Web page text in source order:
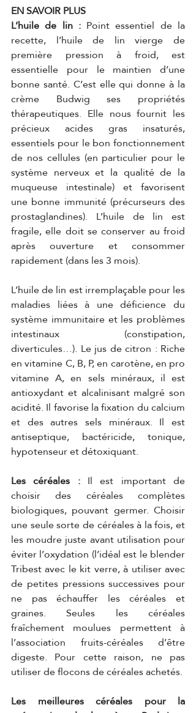
EN SAVOIR PLUS
L’huile de lin : Point essentiel de la
recette, l’huile de lin vierge de
première pression à froid, est
essentielle pour le maintien d’une
bonne santé. C’est elle qui donne à la
crème Budwig ses propriétés
thérapeutiques. Elle nous fournit les
précieux acides gras insaturés,
essentiels pour le bon fonctionnement
de nos cellules (en particulier pour le
système nerveux et la qualité de la
muqueuse intestinale) et favorisent
une bonne immunité (précurseurs des
prostaglandines). L’huile de lin est
fragile, elle doit se conserver au froid
après ouverture et consommer
rapidement (dans les 3 mois).
L’huile de lin est irremplaçable pour les
maladies liées à une déficience du
système immunitaire et les problèmes
intestinaux (constipation,
diverticules…). Le jus de citron : Riche
en vitamine C, B, P, en carotène, en pro
vitamine A, en sels minéraux, il est
antioxydant et alcalinisant malgré son
acidité. Il favorise la fixation du calcium
et des autres sels minéraux. Il est
antiseptique, bactéricide, tonique,
hypotenseur et détoxiquant.
Les céréales : Il est important de
choisir des céréales complètes
biologiques, pouvant germer. Choisir
une seule sorte de céréales à la fois, et
les moudre juste avant utilisation pour
éviter l’oxydation (l’idéal est le blender
Tribest avec le kit verre, à utiliser avec
de petites pressions successives pour
ne pas échauffer les céréales et
graines. Seules les céréales
fraîchement moulues permettent à
l’association fruits-céréales d’être
digeste. Pour cette raison, ne pas
utiliser de flocons de céréales achetés.
Les meilleures céréales pour la